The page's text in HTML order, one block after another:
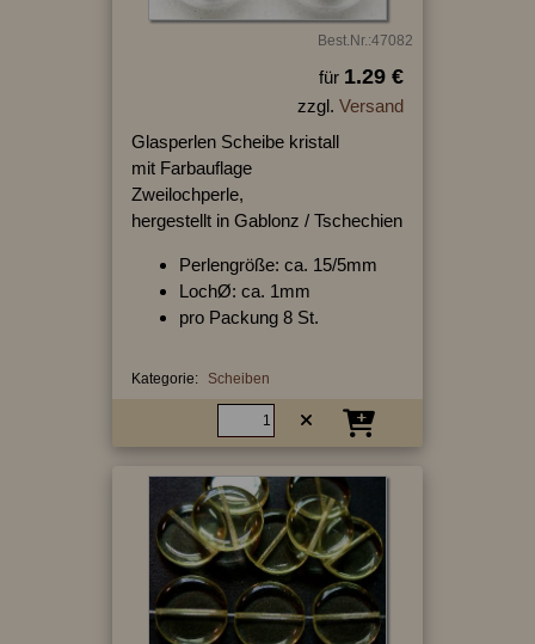
Best.Nr.:47082
für 1.29 €
zzgl. Versand
Glasperlen Scheibe kristall
mit Farbauflage
Zweilochperle,
hergestellt in Gablonz / Tschechien
Perlengröße: ca. 15/5mm
LochØ: ca. 1mm
pro Packung 8 St.
Kategorie: Scheiben